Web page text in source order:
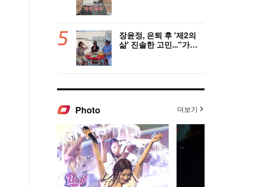
장윤정, 은퇴 후 '제2의
삶' 진솔한 고민..."가수
Photo 더보기